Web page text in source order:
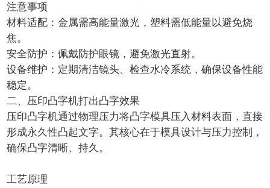
注意事项
材料适配：金属需高能量激光，塑料需低能量以避免烧
焦。
安全防护：佩戴防护眼镜，避免激光直射。
设备维护：定期清洁镜头、检查水冷系统，确保设备性能
稳定。
二、压印凸字机打出凸字效果
压印凸字机通过物理压力将凸字模具压入材料表面，直接
形成永久性凸起文字。其核心在于模具设计与压力控制，
确保凸字清晰、持久。
工艺原理